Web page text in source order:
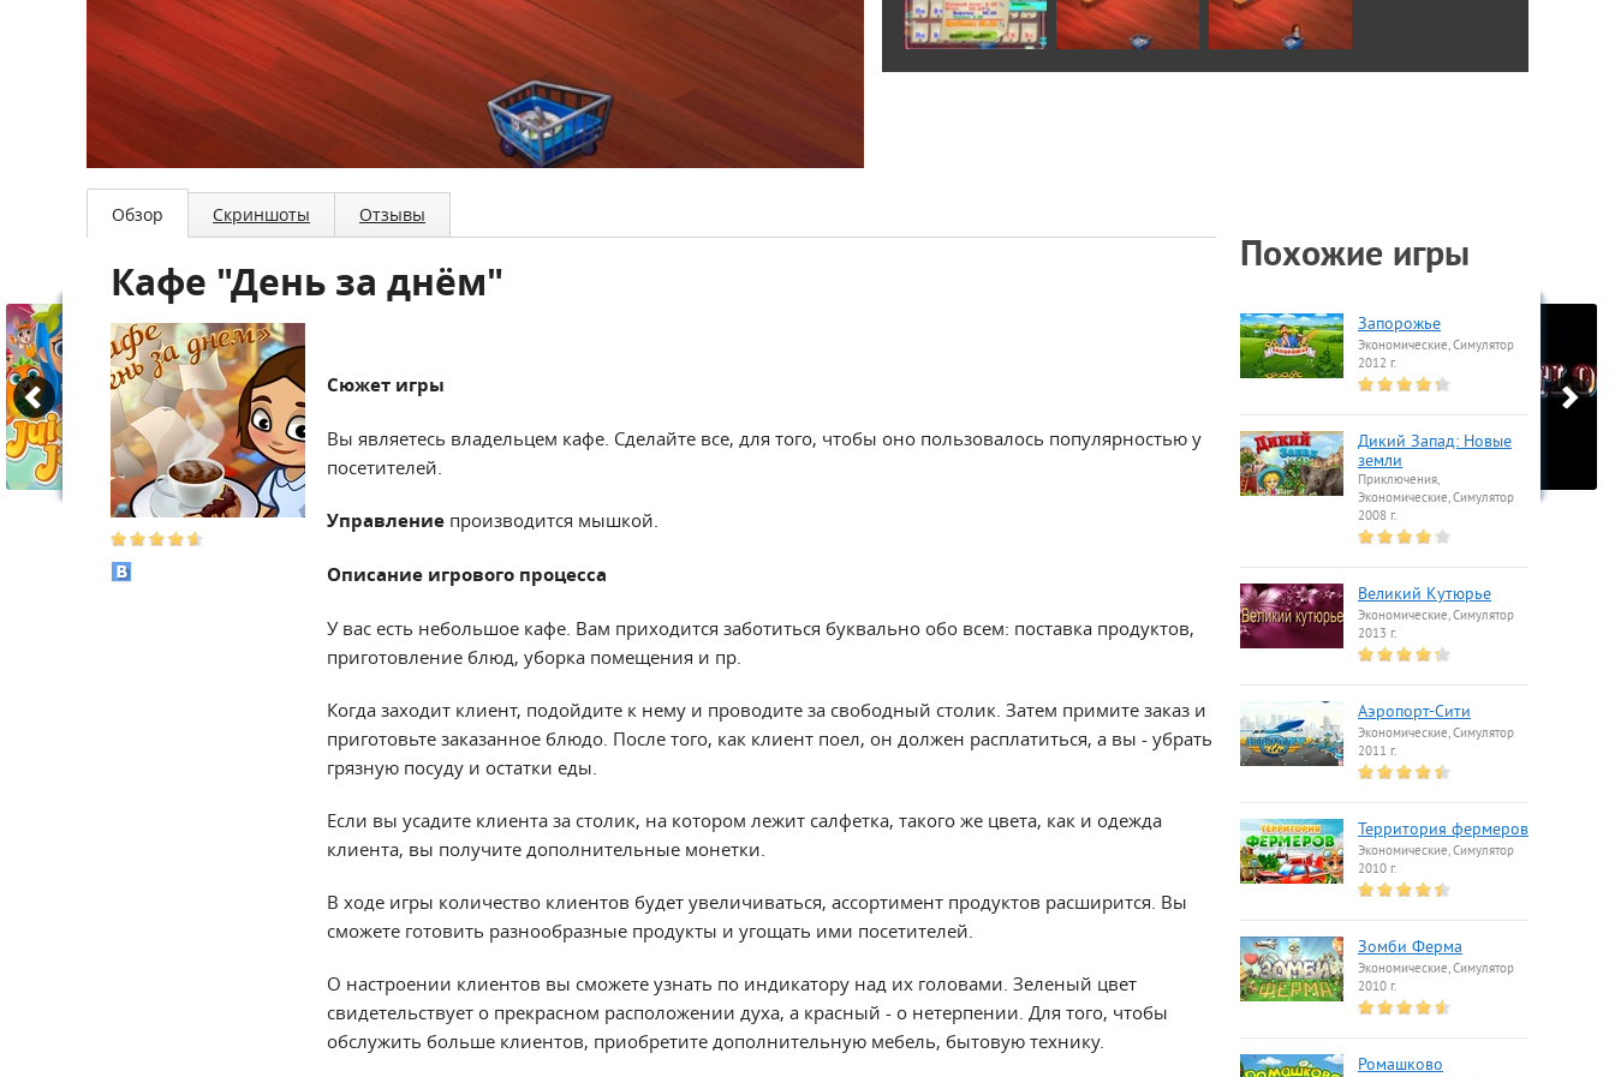
Обзор Скриншоты Отзывы
Кафе "День за днём"
Сюжет игры
Вы являетесь владельцем кафе. Сделайте все, для того, чтобы оно пользовалось популярностью у
посетителей.
Управление производится мышкой.
Описание игрового процесса
У вас есть небольшое кафе. Вам приходится заботиться буквально обо всем: поставка продуктов,
приготовление блюд, уборка помещения и пр.
Когда заходит клиент, подойдите к нему и проводите за свободный столик. Затем примите заказ и
приготовьте заказанное блюдо. После того, как клиент поел, он должен расплатиться, а вы - убрать
грязную посуду и остатки еды.
Если вы усадите клиента за столик, на котором лежит салфетка, такого же цвета, как и одежда
клиента, вы получите дополнительные монетки.
В ходе игры количество клиентов будет увеличиваться, ассортимент продуктов расширится. Вы
сможете готовить разнообразные продукты и угощать ими посетителей.
О настроении клиентов вы сможете узнать по индикатору над их головами. Зеленый цвет
свидетельствует о прекрасном расположении духа, а красный - о нетерпении. Для того, чтобы
обслужить больше клиентов, приобретите дополнительную мебель, бытовую технику.
Похожие игры
Запорожье
Экономические, Симулятор
2012 г.
Дикий Запад: Новые
земли
Приключения,
Экономические, Симулятор
2008 г.
Великий Кутюрье
Экономические, Симулятор
2013 г.
Аэропорт-Сити
Экономические, Симулятор
2011 г.
Территория фермеров
Экономические, Симулятор
2010 г.
Зомби Ферма
Экономические, Симулятор
2010 г.
Ромашково